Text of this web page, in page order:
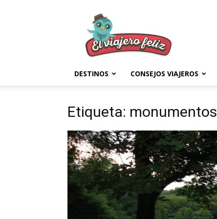
Feliz
DESTINOS CONSEJOS VIAJEROS
Etiqueta: monumentos